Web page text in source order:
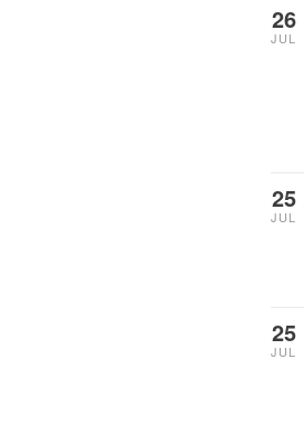
26
JUL
25
JUL
25
JUL